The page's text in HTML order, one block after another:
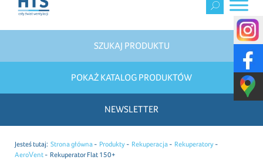
SZUKAJ PRODUKTU
POKAŻ KATALOG PRODUKTÓW
NEWSLETTER
Jesteś tutaj: Strona główna Produkty Rekuperacja
Rekuperatory
AeroVent
Rekuperator Flat 150+